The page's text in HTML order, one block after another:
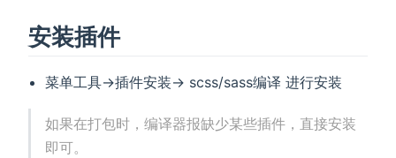
安装插件
菜单工具->插件安装-> scss/sass编译 进行安装
如果在打包时，编译器报缺少某些插件，直接安装
即可。